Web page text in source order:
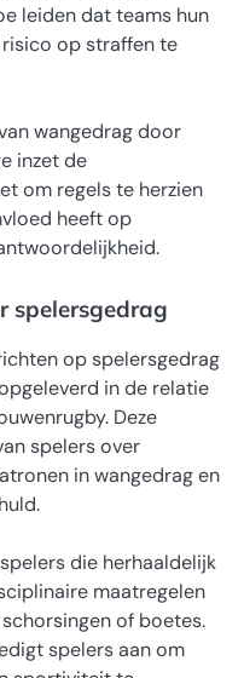
leiden dat teams hun
op straffen te
wangedrag door
inzet de
om regels te herzien
heeft op
spelersgedrag
op spelersgedrag
in de relatie
Deze
spelers over
in wangedrag en
die herhaaldelijk
maatregelen
of boetes.
spelers aan om